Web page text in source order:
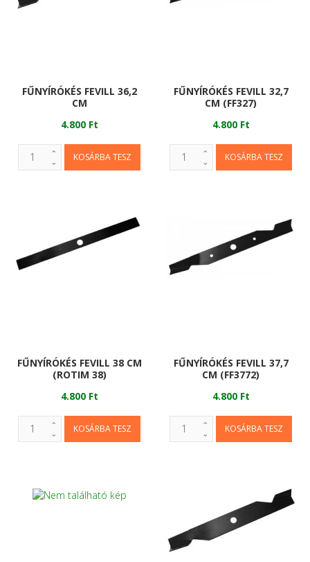
FŰNYÍRÓKÉS FEVILL 36,2
CM
4.800 Ft
FŰNYÍRÓKÉS FEVILL 32,7
CM (FF327)
4.800 Ft
FŰNYÍRÓKÉS FEVILL 38 CM
(ROTIM 38)
4.800 Ft
FŰNYÍRÓKÉS FEVILL 37,7
CM (FF3772)
4.800 Ft